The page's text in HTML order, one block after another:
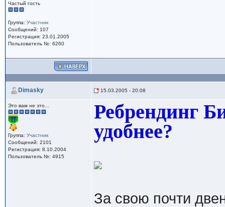
Частый гость
Группа: Участник
Сообщений: 107
Регистрация: 23.01.2005
Пользователь №: 6260
Dimasky 15.03.2005 - 20:08
Это вам не это...
Группа: Участник
Сообщений: 2101
Регистрация: 8.10.2004
Пользователь №: 4915
Ребрендинг
удобнее?
За свою почти